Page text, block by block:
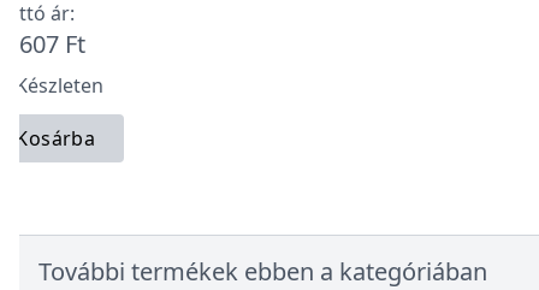
ár:
607 Ft
Készleten
Kosárba
További termékek ebben a kategóriában